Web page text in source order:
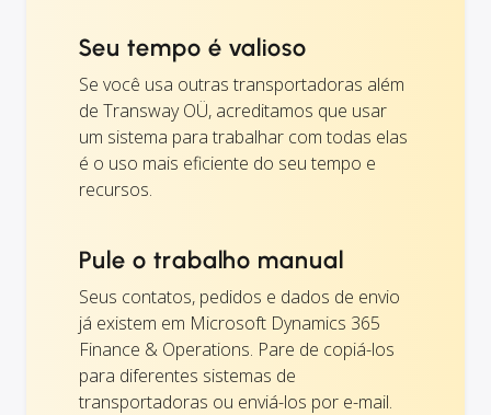
Seu tempo é valioso
Se você usa outras transportadoras além
de Transway OÜ, acreditamos que usar
um sistema para trabalhar com todas elas
é o uso mais eficiente do seu tempo e
recursos.
Pule o trabalho manual
Seus contatos, pedidos e dados de envio
já existem em Microsoft Dynamics 365
Finance & Operations. Pare de copiá-los
para diferentes sistemas de
transportadoras ou enviá-los por e-mail.